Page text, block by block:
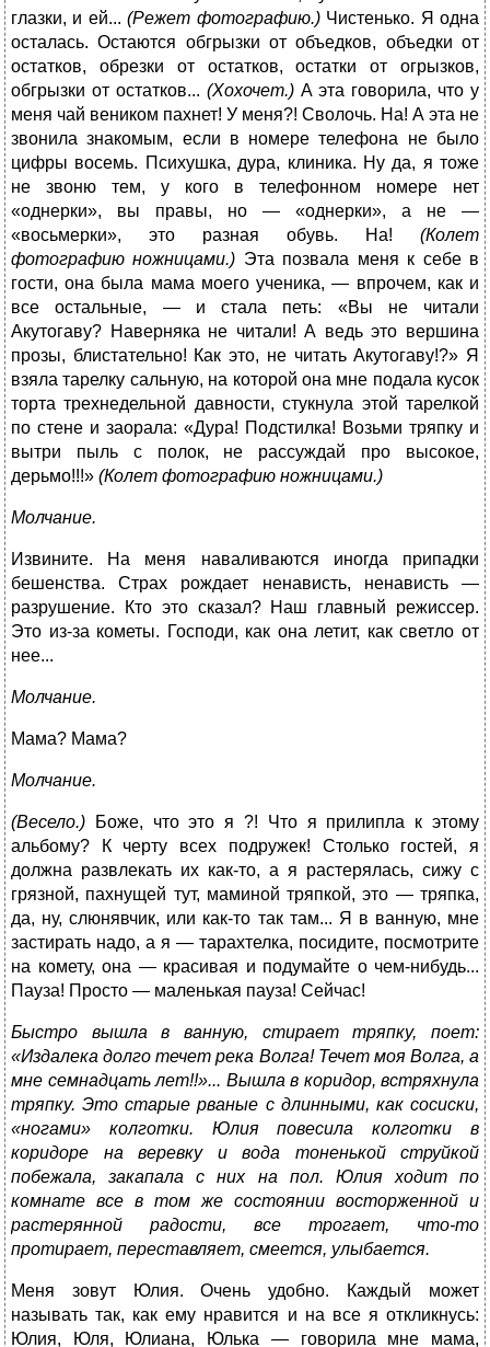
глазки, и ей...(Режет фотографию.)Чистенько. Я одна
осталась. Остаются обгрызки от объедков, объедки от
остатков, обрезки от остатков, остатки от огрызков,
обгрызки от остатков... (Хохочет.)А эта говорила, что у
меня чай веником пахнет! У меня?! Сволочь. На! А эта не
звонила знакомым, если в номере телефона не было
цифры восемь. Психушка, дура, клиника. Ну да, я тоже
не звоню тем, у кого в телефонном номере нет
«однерки», вы правы, но — «однерки», а не —
«восьмерки», это разная обувь. На! (Колет
фотографию ножницами.) Эта позвала меня к себе в
гости, она была мама моего ученика, — впрочем, как и
все остальные, — и стала петь: «Вы не читали
Акутогаву? Наверняка не читали! А ведь это вершина
прозы, блистательно! Как это, не читать Акутогаву!?» Я
взяла тарелку сальную, на которой она мне подала кусок
торта трехнедельной давности, стукнула этой тарелкой
по стене и заорала: «Дура! Подстилка! Возьми тряпку и
вытри пыль с полок, не рассуждай про высокое,
дерьмо!!!» (Колет фотографию ножницами.)
Молчание.
Извините. На меня наваливаются иногда припадки
бешенства. Страх рождает ненависть, ненависть —
разрушение. Кто это сказал? Наш главный режиссер.
Это из-за кометы. Господи, как она летит, как светло от
нее...
Молчание.
Мама? Мама?
Молчание.
(Весело.) Боже, что это я ?! Что я прилипла к этому
альбому? К черту всех подружек! Столько гостей, я
должна развлекать их как-то, а я растерялась, сижу с
грязной, пахнущей тут, маминой тряпкой, это — тряпка,
да, ну, слюнявчик, или как-то так там... Я в ванную, мне
застирать надо, а я — тарахтелка, посидите, посмотрите
на комету, она — красивая и подумайте о чем-нибудь...
Пауза! Просто — маленькая пауза! Сейчас!
Быстро вышла в ванную, стирает тряпку, поет:
«Издалека долго течет река Волга! Течет моя Волга, а
мне семнадцать лет!!»... Вышла в коридор, встряхнула
тряпку. Это старые рваные с длинными, как сосиски,
«ногами» колготки. Юлия повесила колготки в
коридоре на веревку и вода тоненькой струйкой
побежала, закапала с них на пол. Юлия ходит по
комнате все в том же состоянии восторженной и
растерянной радости, все трогает, что-то
протирает, переставляет, смеется, улыбается.
Меня зовут Юлия. Очень удобно. Каждый может
называть так, как ему нравится и на все я откликнусь:
Юлия, Юля, Юлиана, Юлька — говорила мне мама,